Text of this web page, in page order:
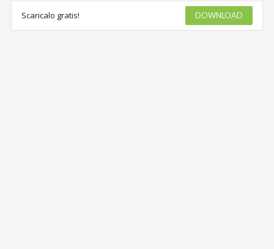
Scaricalo gratis! DOWNLOAD